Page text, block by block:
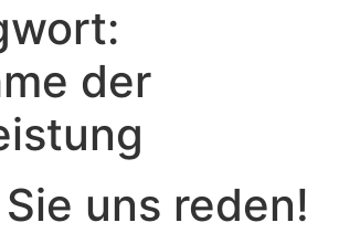
der
uns reden!